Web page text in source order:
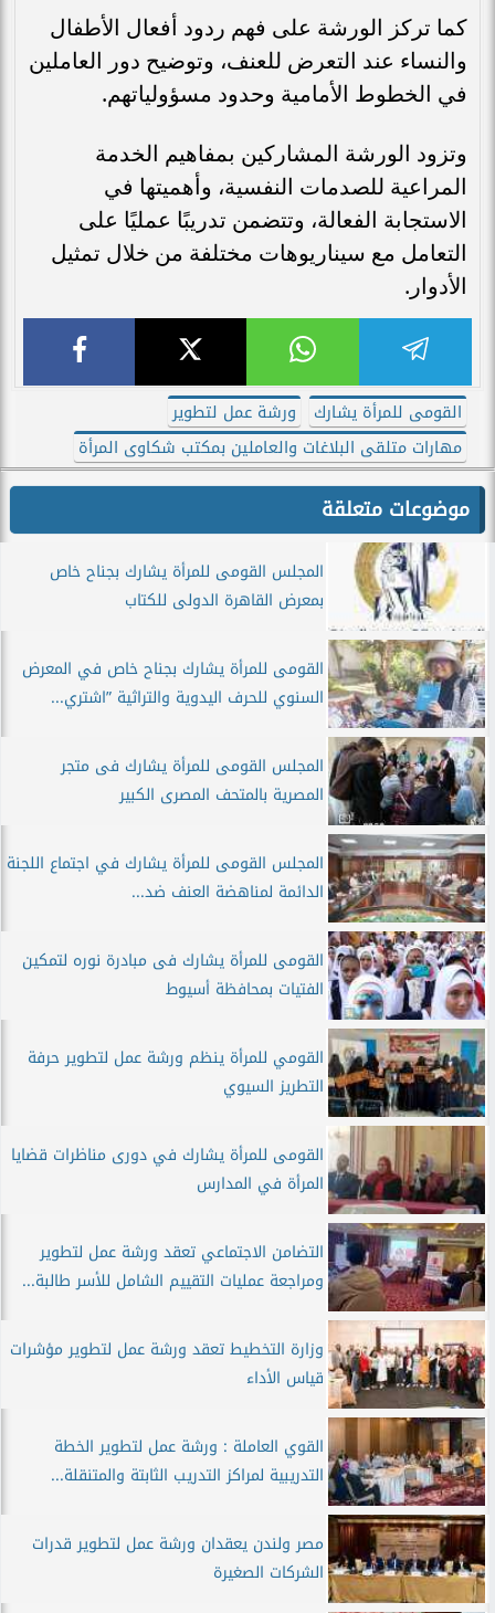
كما تركز الورشة على فهم ردود أفعال الأطفال
والنساء عند التعرض للعنف، وتوضيح دور العاملين
في الخطوط الأمامية وحدود مسؤولياتهم.
وتزود الورشة المشاركين بمفاهيم الخدمة
المراعية للصدمات النفسية، وأهميتها في
الاستجابة الفعالة، وتتضمن تدريبًا عمليًا على
التعامل مع سيناريوهات مختلفة من خلال تمثيل
الأدوار.
القومى للمرأة يشارك
ورشة عمل لتطوير
مهارات متلقى البلاغات والعاملين بمكتب شكاوى المرأة
موضوعات متعلقة
المجلس القومى للمرأة يشارك بجناح خاص
بمعرض القاهرة الدولى للكتاب
القومى للمرأة يشارك بجناح خاص في المعرض
السنوي للحرف اليدوية والتراثية ”اشتري...
المجلس القومى للمرأة يشارك فى متجر
المصرية بالمتحف المصرى الكبير
المجلس القومى للمرأة يشارك في اجتماع اللجنة
الدائمة لمناهضة العنف ضد...
القومى للمرأة يشارك فى مبادرة نوره لتمكين
الفتيات بمحافظة أسيوط
القومي للمرأة ينظم ورشة عمل لتطوير حرفة
التطريز السيوي
القومى للمرأة يشارك في دورى مناظرات قضايا
المرأة في المدارس
التضامن الاجتماعي تعقد ورشة عمل لتطوير
ومراجعة عمليات التقييم الشامل للأسر طالبة...
وزارة التخطيط تعقد ورشة عمل لتطوير مؤشرات
قياس الأداء
القوي العاملة : ورشة عمل لتطوير الخطة
التدريبية لمراكز التدريب الثابتة والمتنقلة...
مصر ولندن يعقدان ورشة عمل لتطوير قدرات
الشركات الصغيرة